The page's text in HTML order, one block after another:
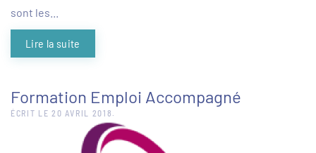
sont les...
Lire la suite
Formation Emploi Accompagné
ÉCRIT LE20 AVRIL 2018 .